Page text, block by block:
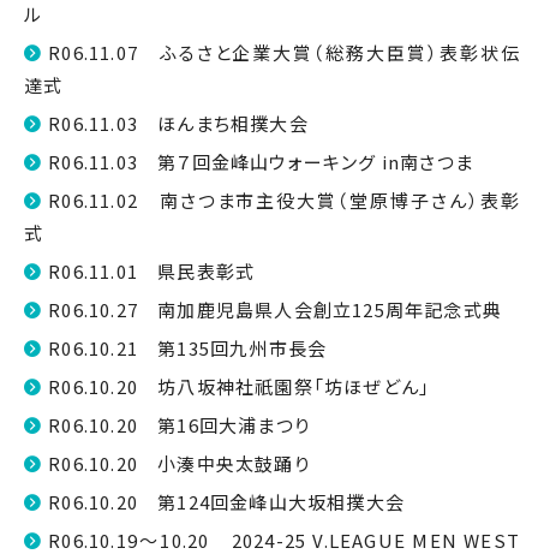
ル
R06.11.07 ふるさと企業大賞（総務大臣賞）表彰状伝
達式
R06.11.03 ほんまち相撲大会
R06.11.03 第７回金峰山ウォーキング in南さつま
R06.11.02 南さつま市主役大賞（堂原博子さん）表彰
式
R06.11.01 県民表彰式
R06.10.27 南加鹿児島県人会創立125周年記念式典
R06.10.21 第135回九州市長会
R06.10.20 坊八坂神社祇園祭「坊ほぜどん」
R06.10.20 第16回大浦まつり
R06.10.20 小湊中央太鼓踊り
R06.10.20 第124回金峰山大坂相撲大会
R06.10.19～10.20 2024-25 V.LEAGUE MEN WEST